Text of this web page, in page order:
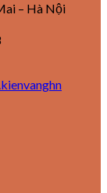
– Hà Nội